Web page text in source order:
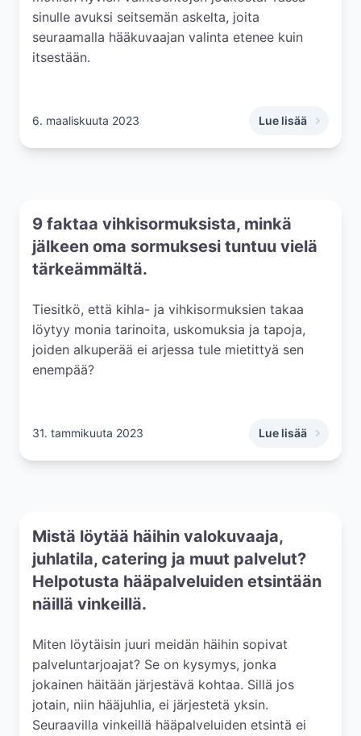
sinulle avuksi seitsemän askelta, joita
seuraamalla hääkuvaajan valinta etenee kuin
itsestään.
6. maaliskuuta 2023 Lue lisää
,7 askelta
9 faktaa vihkisormuksista, minkä
jälkeen oma sormuksesi tuntuu vielä
tärkeämmältä.
Tiesitkö, että kihla- ja vihkisormuksien takaa
löytyy monia tarinoita, uskomuksia ja tapoja,
joiden alkuperää ei arjessa tule mietittyä sen
enempää?
31. tammikuuta 2023 Lue lisää
,9 faktaa
Mistä löytää häihin valokuvaaja,
juhlatila, catering ja muut palvelut?
Helpotusta hääpalveluiden etsintään
näillä vinkeillä.
Miten löytäisin juuri meidän häihin sopivat
palveluntarjoajat? Se on kysymys, jonka
jokainen häitään järjestävä kohtaa. Sillä jos
jotain, niin hääjuhlia, ei järjestetä yksin.
Seuraavilla vinkeillä hääpalveluiden etsintä ei